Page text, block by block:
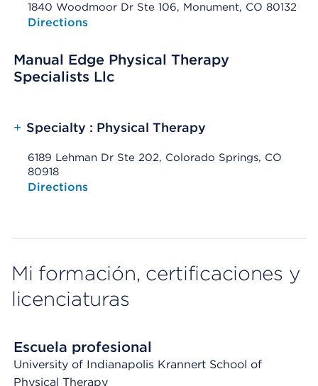
1840 Woodmoor Dr Ste 106, Monument, CO 80132
Opens native map application on mobile devices
Directions
Manual Edge Physical Therapy
Specialists Llc
+ Specialty : Physical Therapy
6189 Lehman Dr Ste 202, Colorado Springs, CO
80918
Opens native map application on mobile devices
Directions
Mi formación, certificaciones y
licenciaturas
Escuela profesional
University of Indianapolis Krannert School of
Physical Therapy